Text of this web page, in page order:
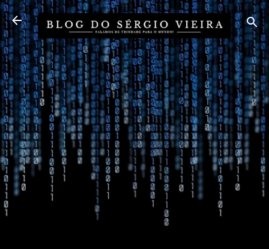
Pular para o conteúdo principal